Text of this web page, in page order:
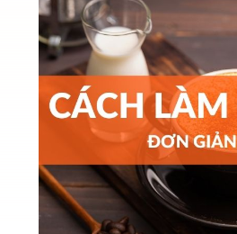
Chuyển nhà trọn gói, không
dẹp nơi đi nơi đến
Vệ sinh công nghiệp NEW
Vệ sinh chuyên nghiệp cho
phòng, nhà xưởng, công